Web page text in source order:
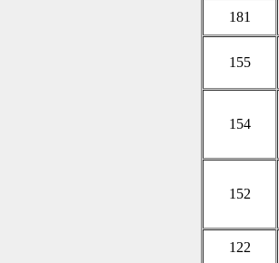
181
155
154
152
122